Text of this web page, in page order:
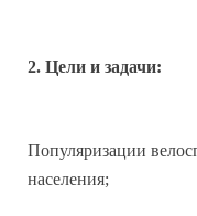
2. Цели и задачи:
Популяризации
населения;